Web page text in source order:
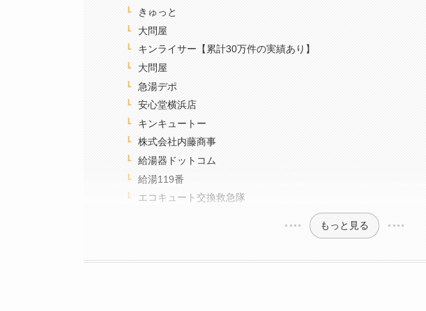
きゅっと
大問屋
キンライサー【累計30万件の実績あり】
大問屋
急湯デポ
安心堂横浜店
キンキュートー
株式会社内藤商事
給湯器ドットコム
給湯119番
エコキュート交換救急隊
もっと見る